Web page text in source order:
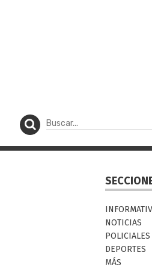
NOTICIAS
POLICIALES
DEPORTES
MÁS